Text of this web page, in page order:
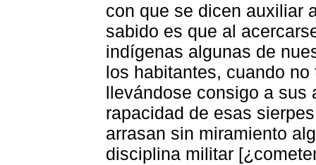
con que se dicen auxiliar
sabido es que al
indígenas algunas de
los habitantes, cuando
llevándose consigo a sus
rapacidad de esas
arrasan sin miramiento
disciplina militar